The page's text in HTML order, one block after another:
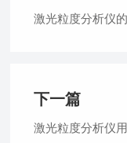
激光粒度分析仪
下一篇
激光粒度分析仪